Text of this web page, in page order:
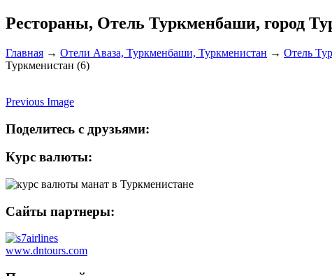
Рестораны, Отель Туркменбаши, город
Главная → Отели Аваза, Туркменбаши, Туркменистан → Отель
Туркменистан (6)
Previous Image
Поделитесь с друзьями:
Курс валюты:
Сайты партнеры:
www.dntours.com